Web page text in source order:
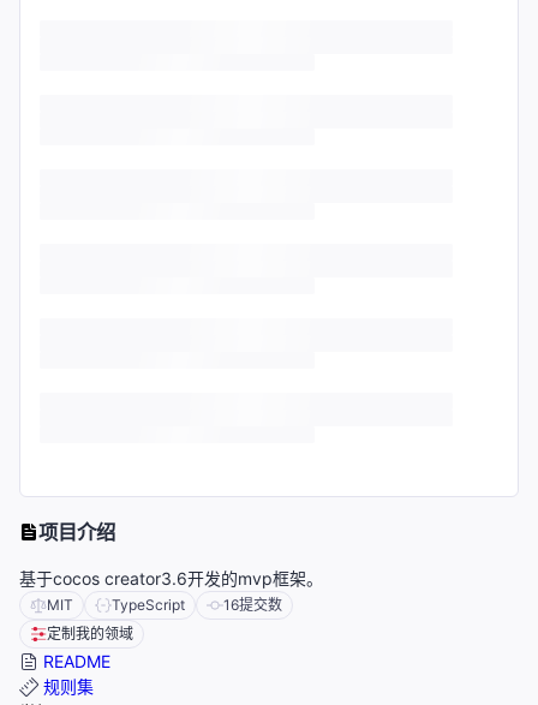
项目介绍
基于cocos creator3.6开发的mvp框架。
MIT TypeScript 16提交数
定制我的领域
README
规则集